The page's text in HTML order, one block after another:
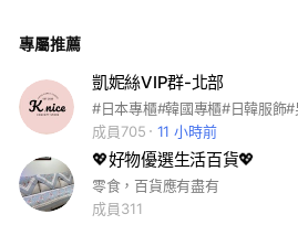
專屬推薦
凱妮絲VIP群-北部
#日本專櫃#韓國專櫃#日韓服飾
成員705
11 小時前
💖好物優選生活百貨💖
零食，百貨應有盡有
成員311